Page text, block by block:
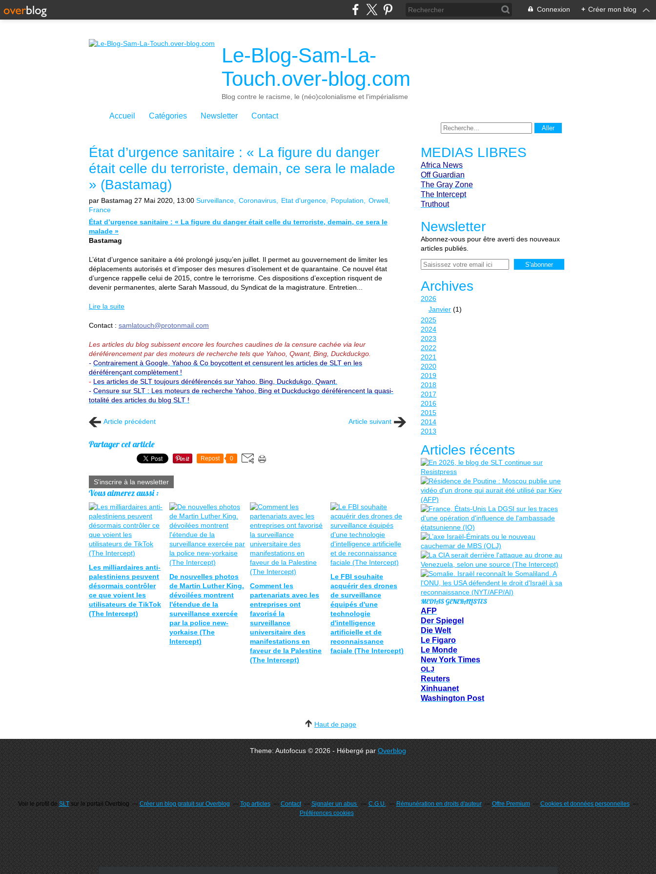
Connexion + Créer mon blog
Le-Blog-Sam-La-
Touch.over-blog.com
Blog contre le racisme, le (néo)colonialisme et l'impérialisme
Accueil Catégories Newsletter Contact
État d’urgence sanitaire : « La figure du danger
était celle du terroriste, demain, ce sera le malade
» (Bastamag)
par Bastamag 27 Mai 2020, 13:00 Surveillance Coronavirus Etat d'urgence Population
Orwell
France
État d’urgence sanitaire : « La figure du danger était celle du terroriste, demain, ce sera le
malade »
Bastamag
L’état d’urgence sanitaire a été prolongé jusqu’en juillet. Il permet au gouvernement de limiter les
déplacements autorisés et d’imposer des mesures d’isolement et de quarantaine. Ce nouvel état
d’urgence rappelle celui de 2015, contre le terrorisme. Ces dispositions d’exception risquent de
devenir permanentes, alerte Sarah Massoud, du Syndicat de la magistrature. Entretien...
Lire la suite
Contact : samlatouch@protonmail.com
Les articles du blog subissent encore les fourches caudines de la censure cachée via leur
déréférencement par des moteurs de recherche tels que Yahoo, Qwant, Bing, Duckduckgo.
- Contrairement à Google, Yahoo & Co boycottent et censurent les articles de SLT en les
déréférençant complètement !
- Les articles de SLT toujours déréférencés sur Yahoo, Bing, Duckdukgo, Qwant.
- Censure sur SLT : Les moteurs de recherche Yahoo, Bing et Duckduckgo déréférencent la quasi-
totalité des articles du blog SLT !
Article précédent Article suivant
Partager cet article
Repost 0
S'inscrire à la newsletter
Vous aimerez aussi :
Les milliardaires anti-
palestiniens peuvent
désormais contrôler
ce que voient les
utilisateurs de TikTok
(The Intercept)
De nouvelles photos
de Martin Luther King.
dévoilées montrent
l'étendue de la
surveillance exercée
par la police new-
yorkaise (The
Intercept)
Comment les
partenariats avec les
entreprises ont
favorisé la
surveillance
universitaire des
manifestations en
faveur de la Palestine
(The Intercept)
Le FBI souhaite
acquérir des drones
de surveillance
équipés d'une
technologie
d'intelligence
artificielle et de
reconnaissance
faciale (The Intercept)
MEDIAS LIBRES
Africa News
Off Guardian
The Gray Zone
The Intercept
Truthout
Newsletter
Abonnez-vous pour être averti des nouveaux
articles publiés.
Email
Archives
2026
Janvier (1)
2025
2024
2023
2022
2021
2020
2019
2018
2017
2016
2015
2014
2013
Articles récents
MEDIAS GENERALISTES
AFP
Der Spiegel
Die Welt
Le Figaro
Le Monde
New York Times
OLJ
Reuters
Xinhuanet
Washington Post
Haut de page
Theme: Autofocus © 2026 - Hébergé parOverblog
Voir le profil deSLTsur le portail Overblog Créer un blog gratuit sur Overblog Top articles Contact Signaler un abus C.G.U. Rémunération en droits d'auteur Offre Premium
Cookies et données personnelles
Préférences cookies